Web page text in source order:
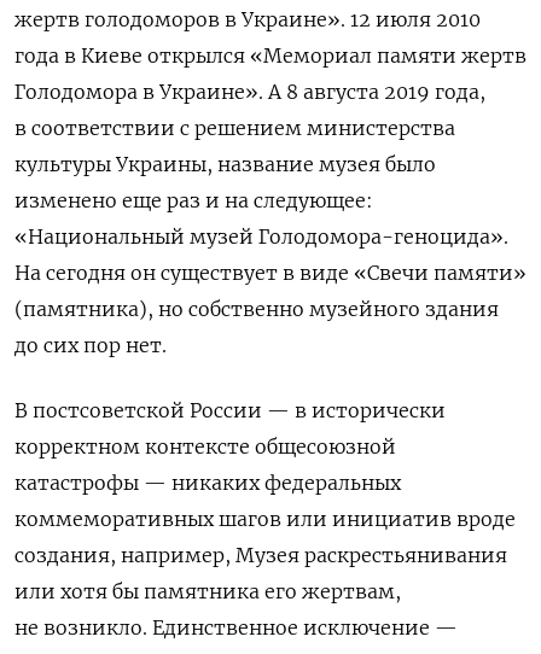
жертв голодоморов в Украине». 12 июля 2010
года в Киеве открылся «Мемориал памяти жертв
Голодомора в Украине». А 8 августа 2019 года,
в соответствии с решением министерства
культуры Украины, название музея было
изменено еще раз и на следующее:
«Национальный музей Голодомора-геноцида».
На сегодня он существует в виде «Свечи памяти»
(памятника), но собственно музейного здания
до сих пор нет.
В постсоветской России — в исторически
корректном контексте общесоюзной
катастрофы — никаких федеральных
коммеморативных шагов или инициатив вроде
создания, например, Музея раскрестьянивания
или хотя бы памятника его жертвам,
не возникло. Единственное исключение —